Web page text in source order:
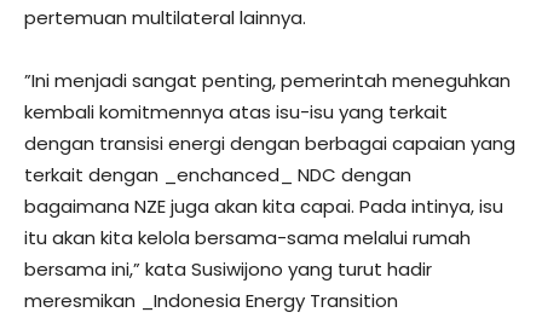
pertemuan multilateral lainnya.
”Ini menjadi sangat penting, pemerintah meneguhkan
kembali komitmennya atas isu-isu yang terkait
dengan transisi energi dengan berbagai capaian yang
terkait dengan _enchanced_ NDC dengan
bagaimana NZE juga akan kita capai. Pada intinya, isu
itu akan kita kelola bersama-sama melalui rumah
bersama ini,” kata Susiwijono yang turut hadir
meresmikan _Indonesia Energy Transition